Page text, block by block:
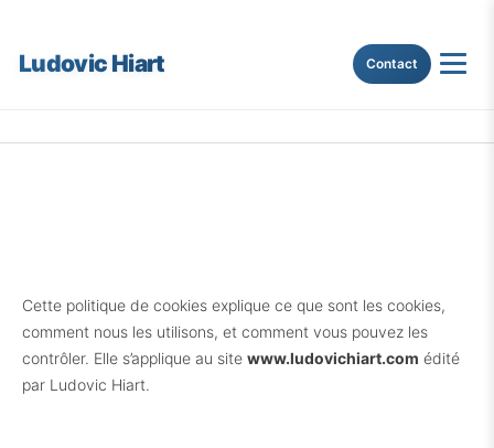
Ludovic Hiart Contact
Cette politique de cookies explique ce que sont les cookies,
comment nous les utilisons, et comment vous pouvez les
contrôler. Elle s’applique au site www.ludovichiart.com édité
par Ludovic Hiart.